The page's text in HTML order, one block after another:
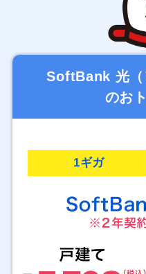
SoftBank 光（
のお
1ギガ